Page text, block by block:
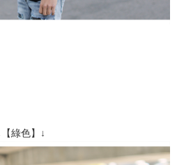
【綠色】↓